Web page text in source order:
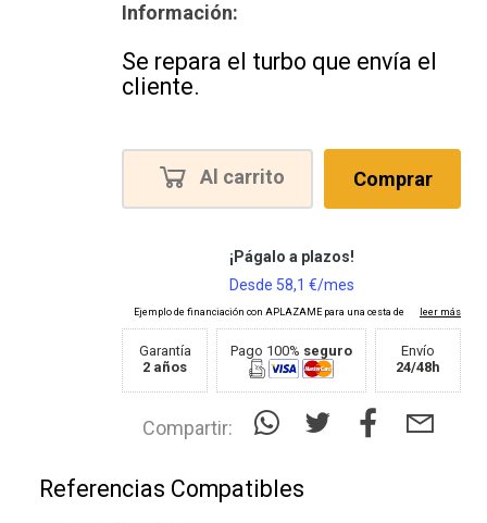
Información:
Se repara el turbo que envía el
cliente.
Al carrito Comprar
Garantía
2 años
Pago 100% seguro
Envío
24/48h
Compartir:
Referencias Compatibles